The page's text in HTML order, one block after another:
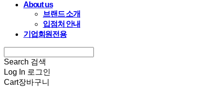
About us
브랜드 소개
입점처 안내
기업회원전용
Search 검색
Log In 로그인
Cart장바구니